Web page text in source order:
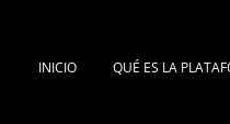
INICIO QUÉ ES LA